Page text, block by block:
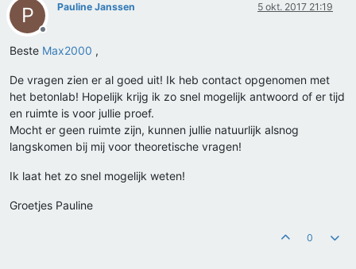
P
Offline
Pauline Janssen 5 okt. 2017 21:19
Beste Max2000 ,
De vragen zien er al goed uit! Ik heb contact opgenomen met
het betonlab! Hopelijk krijg ik zo snel mogelijk antwoord of er tijd
en ruimte is voor jullie proef.
Mocht er geen ruimte zijn, kunnen jullie natuurlijk alsnog
langskomen bij mij voor theoretische vragen!
Ik laat het zo snel mogelijk weten!
Groetjes Pauline
0